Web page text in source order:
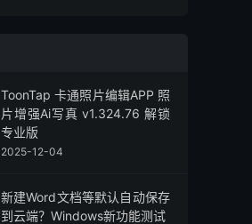
ToonTap 卡通照片编辑APP 照
片增强Ai写真 v1.324.76 解锁
专业版
2025-12-04
新建Word文档等默认自动保存
到云端？Windows新功能测试